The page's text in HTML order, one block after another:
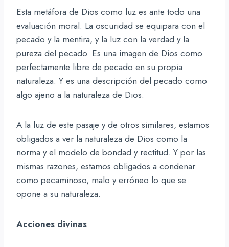
Esta metáfora de Dios como luz es ante todo una
evaluación moral. La oscuridad se equipara con el
pecado y la mentira, y la luz con la verdad y la
pureza del pecado. Es una imagen de Dios como
perfectamente libre de pecado en su propia
naturaleza. Y es una descripción del pecado como
algo ajeno a la naturaleza de Dios.
A la luz de este pasaje y de otros similares, estamos
obligados a ver la naturaleza de Dios como la
norma y el modelo de bondad y rectitud. Y por las
mismas razones, estamos obligados a condenar
como pecaminoso, malo y erróneo lo que se
opone a su naturaleza.
Acciones divinas